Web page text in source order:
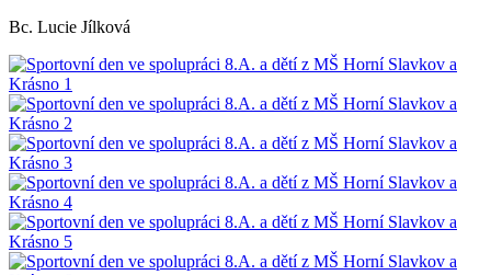
Bc. Lucie Jílková